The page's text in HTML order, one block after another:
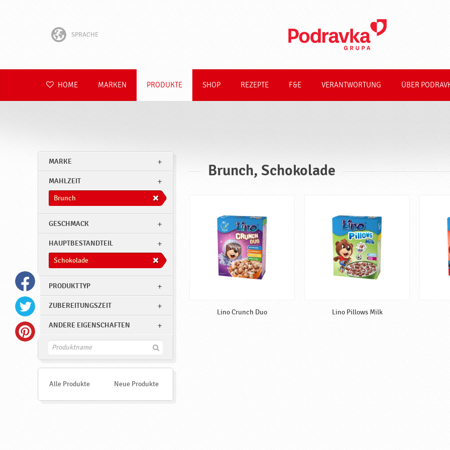
SPRACHE
Hrvatski
Polski
Română
HOME MARKEN PRODUKTE SHOP REZEPTE F&E VERANTWORTUNG ÜBER
MARKE
MAHLZEIT
Brunch
GESCHMACK
HAUPTBESTANDTEIL
Schokolade
PRODUKTTYP
ZUBEREITUNGSZEIT
ANDERE EIGENSCHAFTEN
F
e
Alle Produkte Neue Produkte
Brunch, Schokolade
Lino Crunch Duo Lino Pillows Milk